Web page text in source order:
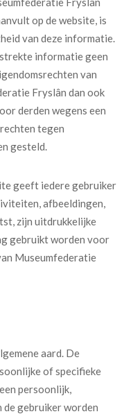
op de website, is
van deze informatie.
informatie geen
van
Fryslân dan ook
derden wegens een
tegen
gesteld.
geeft iedere gebruiker
afbeeldingen,
zijn uitdrukkelijke
gebruikt worden voor
Museumfederatie
aard. De
of specifieke
persoonlijk,
gebruiker worden